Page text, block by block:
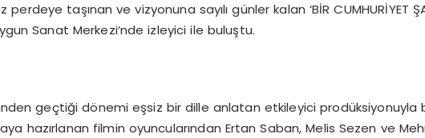
perdeye taşınan ve vizyonuna sayılı günler kalan ‘BİR CUMHURİYET
Sanat Merkezi’nde izleyici ile buluştu.
geçtiği dönemi eşsiz bir dille anlatan etkileyici prodüksiyonuyla
hazırlanan filmin oyuncularından Ertan Saban, Melis Sezen ve